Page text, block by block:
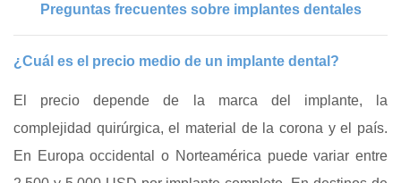
Preguntas frecuentes sobre implantes dentales
¿Cuál es el precio medio de un implante dental?
El precio depende de la marca del implante, la
complejidad quirúrgica, el material de la corona y el país.
En Europa occidental o Norteamérica puede variar entre